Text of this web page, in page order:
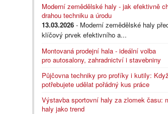
Moderní zemědělské haly - jak efektivně
drahou techniku a úrodu
13.03.2026 - Moderní zemědělské haly
klíčový prvek efektivního a...
Montovaná prodejní hala - ideální volba
pro autosalony, zahradnictví i stavebniny
Půjčovna techniky pro profíky i kutily: Když
potřebujete udělat pořádný kus práce
Výstavba sportovní haly za zlomek času:
haly jako trend